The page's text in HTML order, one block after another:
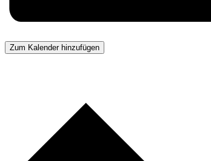
Zum Kalender hinzufügen